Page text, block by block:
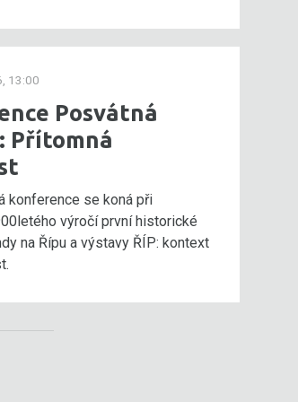
13:00
Posvátná
Přítomná
konference se koná při
výročí první historické
na Řípu a výstavy ŘÍP: kontext